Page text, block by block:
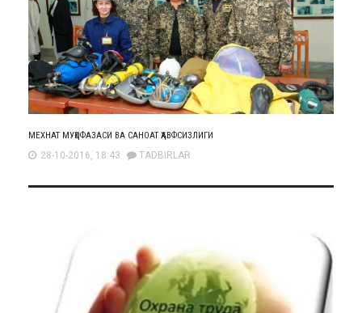
МЕХНАТ МУҲОФАЗАСИ ВА САНОАТ ҲАВФСИЗЛИГИ
28-10-2016, 18:43 TADBIRLAR